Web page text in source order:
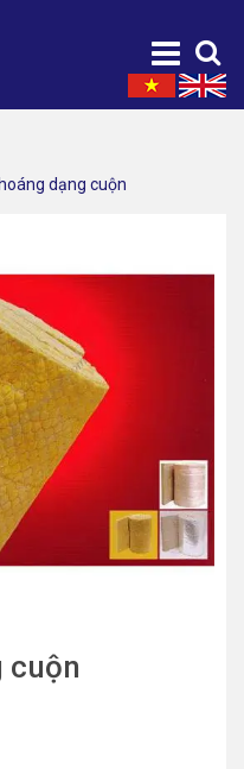
dạng cuộn
cuộn